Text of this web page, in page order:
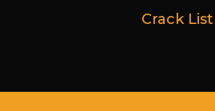
Crack List